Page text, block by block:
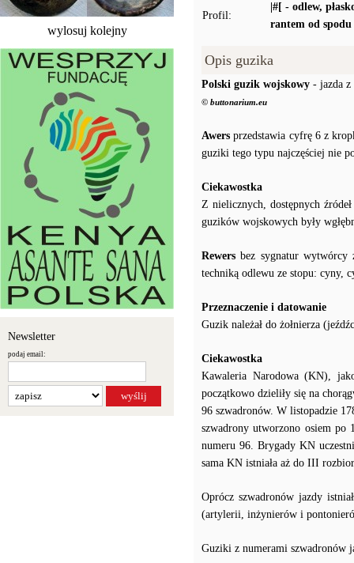
wylosuj kolejny
Newsletter
podaj email:
Profil:
|#[ - odlew,
rantem od spodu
Opis guzika
Polski guzik wojskowy - jazda z
© buttonarium.eu
Awers przedstawia cyfrę 6 z
guziki tego typu najczęściej nie
Ciekawostka
Z nielicznych, dostępnych
guzików wojskowych były
Rewers bez sygnatur wytwórcy
techniką odlewu ze stopu: cyny,
Przeznaczenie i datowanie
Guzik należał do żołnierza
Ciekawostka
Kawaleria Narodowa (KN),
początkowo dzieliły się na
96 szwadronów. W listopadzie
szwadrony utworzono osiem po
numeru 96. Brygady KN
sama KN istniała aż do III
Oprócz szwadronów jazdy
(artylerii, inżynierów i
Guziki z numerami szwadronów